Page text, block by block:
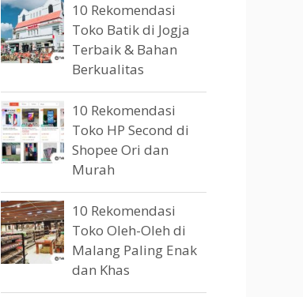
10 Rekomendasi
Toko Batik di Jogja
Terbaik & Bahan
Berkualitas
10 Rekomendasi
Toko HP Second di
Shopee Ori dan
Murah
10 Rekomendasi
Toko Oleh-Oleh di
Malang Paling Enak
dan Khas